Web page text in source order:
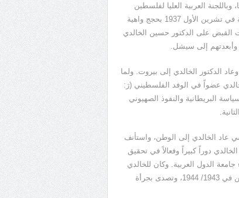
العربية العليا لفلسطين
وصمودها في وجه المؤامرة المبيتة ضد فلسطين، أقدمت الحكومة البريطانية في تشرين الأول 1937 بحجج واهية
القبض على الدكتور حسين الخالدي
وأبعدتهم إلى سيشل.
وعاد الدكتور الخالدي إلى بيروت. ولما
عضواً في الوفد الفلسطيني (رَ:
1939 إلى الفشل بسبب السياسة البريطانية والنفوذ الصهيوني
الخالدي إلى الوطن، واستأنف
الخالدي دوراً كبيراً وفعالاً في تحقيق
الدول العربية. وكان للخالدي
فضل كبير في هتك الستار عن المؤامرات التي كانت تحاك ضد قضية فلسطين في 1943/ 1944، وتصدى بجرأة